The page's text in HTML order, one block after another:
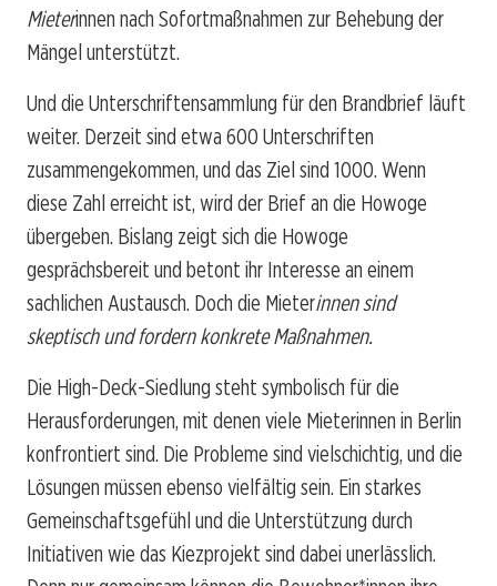
Mieterinnen nach Sofortmaßnahmen zur Behebung der
Mängel unterstützt.
Und die Unterschriftensammlung für den Brandbrief läuft
weiter. Derzeit sind etwa 600 Unterschriften
zusammengekommen, und das Ziel sind 1000. Wenn
diese Zahl erreicht ist, wird der Brief an die Howoge
übergeben. Bislang zeigt sich die Howoge
gesprächsbereit und betont ihr Interesse an einem
sachlichen Austausch. Doch die Mieterinnen sind
skeptisch und fordern konkrete Maßnahmen.
Die High-Deck-Siedlung steht symbolisch für die
Herausforderungen, mit denen viele Mieterinnen in Berlin
konfrontiert sind. Die Probleme sind vielschichtig, und die
Lösungen müssen ebenso vielfältig sein. Ein starkes
Gemeinschaftsgefühl und die Unterstützung durch
Initiativen wie das Kiezprojekt sind dabei unerlässlich.